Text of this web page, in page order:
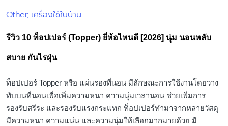
Posted
Other เครื่องใช้ในบ้าน
รีวิว 10 ท็อปเปอร์ (Topper) ยี่ห้อไหนดี [2026] นุ่ม นอนหลับ
สบาย กันไรฝุ่น
ท็อปเปอร์ Topper หรือ แผ่นรองที่นอน มีลักษณะการใช้งานโดยวาง
ทับบนที่นอนเพื่อเพิ่มความหนา ความนุ่มเวลานอน ช่วยเพิ่มการ
รองรับสรีระ และรองรับแรงกระแทก ท็อปเปอร์ทำมาจากหลายวัสดุ
มีความหนา ความแน่น และความนุ่มให้เลือกมากมายด้วย มี